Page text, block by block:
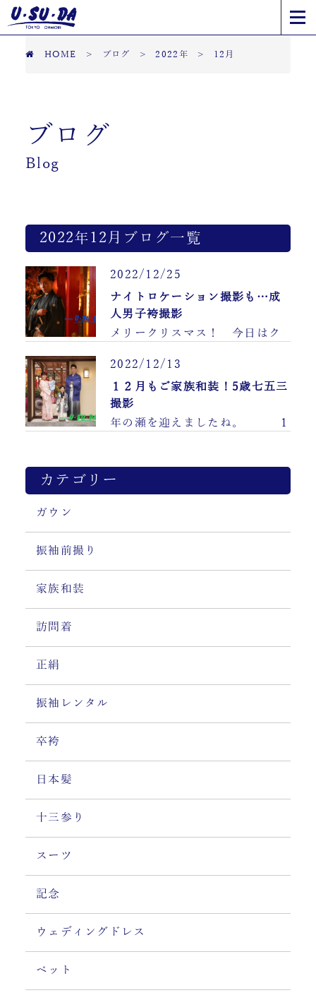
HOME > ブログ >2022年 > 12月
ブログ
Blog
2022年12月ブログ一覧
2022/12/25
ナイトロケーション撮影も…成
人男子袴撮影
メリークリスマス！ 今日はク
なれば 街……2022/12/13
１２月もご家族和装！5歳七五三
撮影
年の瀬を迎えましたね。 1
カテゴリー
ガウン
振袖前撮り
家族和装
訪問着
正絹
振袖レンタル
卒袴
日本髪
十三参り
スーツ
記念
ウェディングドレス
ペット